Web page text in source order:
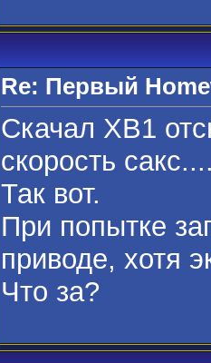
Re: Первый
Скачал ХВ1
скорость
Так вот.
При попытке
приводе, хотя
Что за?